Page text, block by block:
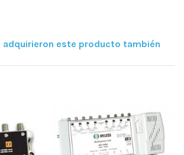
adquirieron este producto también